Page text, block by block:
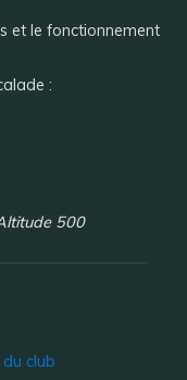
et le fonctionnement
:
500
club